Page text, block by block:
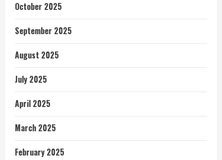
October 2025
September 2025
August 2025
July 2025
April 2025
March 2025
February 2025